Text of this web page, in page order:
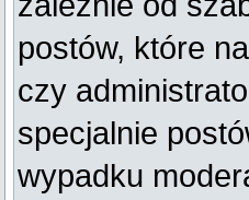
postów, które
czy
specjalnie
wypadku